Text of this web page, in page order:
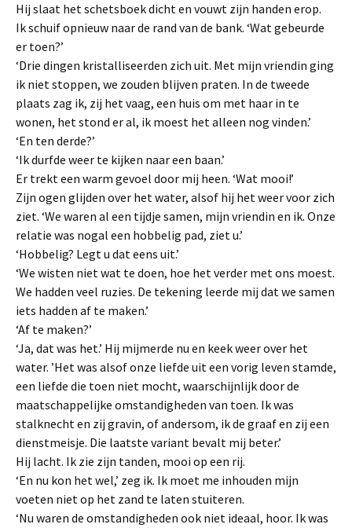
Hij slaat het schetsboek dicht en vouwt zijn handen erop.
Ik schuif opnieuw naar de rand van de bank. ‘Wat gebeurde
er toen?’
‘Drie dingen kristalliseerden zich uit. Met mijn vriendin ging
ik niet stoppen, we zouden blijven praten. In de tweede
plaats zag ik, zij het vaag, een huis om met haar in te
wonen, het stond er al, ik moest het alleen nog vinden.’
‘En ten derde?’
‘Ik durfde weer te kijken naar een baan.’
Er trekt een warm gevoel door mij heen. ‘Wat mooi!’
Zijn ogen glijden over het water, alsof hij het weer voor zich
ziet. ‘We waren al een tijdje samen, mijn vriendin en ik. Onze
relatie was nogal een hobbelig pad, ziet u.’
‘Hobbelig? Legt u dat eens uit.’
‘We wisten niet wat te doen, hoe het verder met ons moest.
We hadden veel ruzies. De tekening leerde mij dat we samen
iets hadden af te maken.’
‘Af te maken?’
‘Ja, dat was het.’ Hij mijmerde nu en keek weer over het
water. ’Het was alsof onze liefde uit een vorig leven stamde,
een liefde die toen niet mocht, waarschijnlijk door de
maatschappelijke omstandigheden van toen. Ik was
stalknecht en zij gravin, of andersom, ik de graaf en zij een
dienstmeisje. Die laatste variant bevalt mij beter.’
Hij lacht. Ik zie zijn tanden, mooi op een rij.
‘En nu kon het wel,’ zeg ik. Ik moet me inhouden mijn
voeten niet op het zand te laten stuiteren.
‘Nu waren de omstandigheden ook niet ideaal, hoor. Ik was